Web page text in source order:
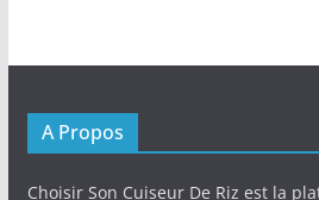
A Propos
Choisir Son Cuiseur De Riz est la